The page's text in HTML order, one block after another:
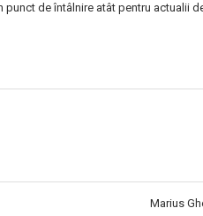
punct de întâlnire atât pentru actualii
Marius